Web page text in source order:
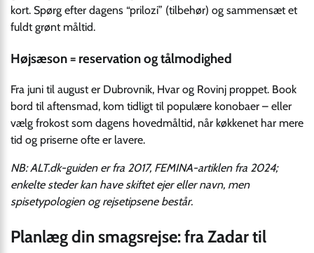
kort. Spørg efter dagens “prilozi” (tilbehør) og sammensæt et
fuldt grønt måltid.
Højsæson = reservation og tålmodighed
Fra juni til august er Dubrovnik, Hvar og Rovinj proppet. Book
bord til aftensmad, kom tidligt til populære konobaer – eller
vælg frokost som dagens hovedmåltid, når køkkenet har mere
tid og priserne ofte er lavere.
NB: ALT.dk-guiden er fra 2017, FEMINA-artiklen fra 2024;
enkelte steder kan have skiftet ejer eller navn, men
spisetypologien og rejsetipsene består.
Planlæg din smagsrejse: fra Zadar til